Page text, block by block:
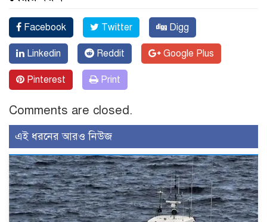
Facebook Twitter Digg
Linkedin Reddit Google Plus
Pinterest Print
Comments are closed.
এই ধরনের আরও নিউজ